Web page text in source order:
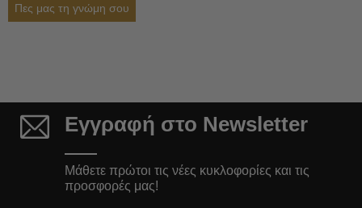
Πες μας τη γνώμη σου
Εγγραφή στο Newsletter
Μάθετε πρώτοι τις νέες κυκλοφορίες και τις
προσφορές μας!